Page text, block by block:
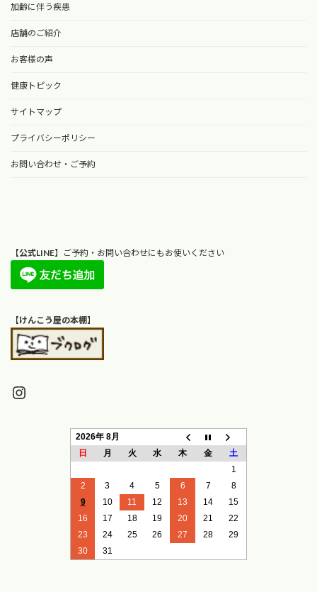
加齢に伴う疾患
店舗のご紹介
お客様の声
健康トピック
サイトマップ
プライバシーポリシー
お問い合わせ・ご予約
【公式LINE】ご予約・お問い合わせにもお使いください
【けんこう屋の本棚】
Instagram
2026年 8月
日
月 火 水 木 金
土
1
2
3 4 5 6 7
8
9
10 11 12 13 14
15
16
17 18 19 20 21
22
23
24 25 26 27 28
29
30
31